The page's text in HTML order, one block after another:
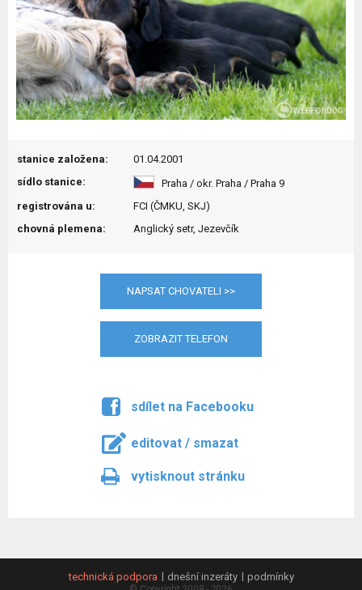
stanice založena:
01.04.2001
sídlo stanice:
Praha / okr. Praha / Praha 9
registrována u:
FCI (ČMKU, SKJ)
chovná plemena:
Anglický setr, Jezevčík
NAPSAT CHOVATELI >>
ZOBRAZIT TELEFON
sdílet na Facebooku
editovat / smazat
vytisknout stránku
technická podpora dnešní inzeráty podmínky